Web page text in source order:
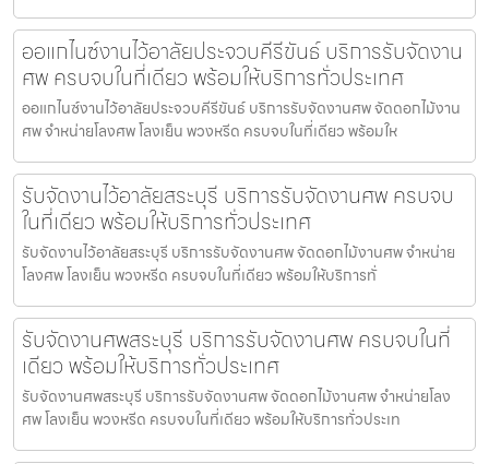
ออแกไนซ์งานไว้อาลัยประจวบคีรีขันธ์ บริการรับจัดงาน
ศพ ครบจบในที่เดียว พร้อมให้บริการทั่วประเทศ
ออแกไนซ์งานไว้อาลัยประจวบคีรีขันธ์ บริการรับจัดงานศพ จัดดอกไม้งาน
ศพ จำหน่ายโลงศพ โลงเย็น พวงหรีด ครบจบในที่เดียว พร้อมให
รับจัดงานไว้อาลัยสระบุรี บริการรับจัดงานศพ ครบจบ
ในที่เดียว พร้อมให้บริการทั่วประเทศ
รับจัดงานไว้อาลัยสระบุรี บริการรับจัดงานศพ จัดดอกไม้งานศพ จำหน่าย
โลงศพ โลงเย็น พวงหรีด ครบจบในที่เดียว พร้อมให้บริการทั่
รับจัดงานศพสระบุรี บริการรับจัดงานศพ ครบจบในที่
เดียว พร้อมให้บริการทั่วประเทศ
รับจัดงานศพสระบุรี บริการรับจัดงานศพ จัดดอกไม้งานศพ จำหน่ายโลง
ศพ โลงเย็น พวงหรีด ครบจบในที่เดียว พร้อมให้บริการทั่วประเท